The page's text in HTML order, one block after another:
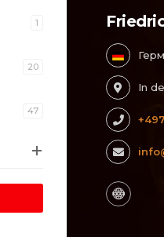
1
20
47
In